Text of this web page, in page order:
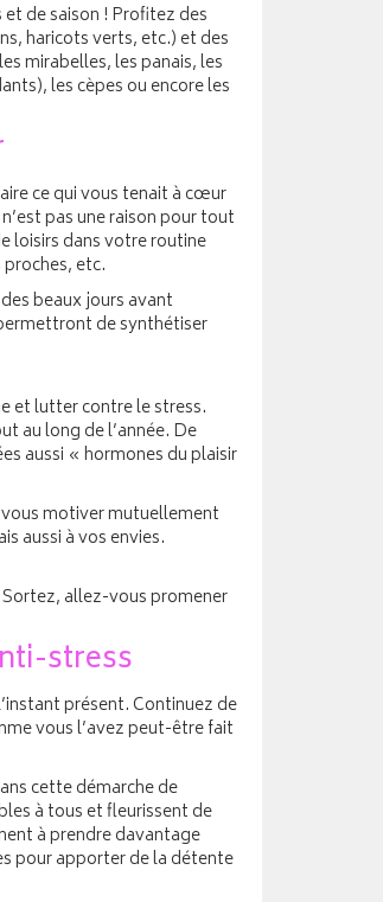
de saison ! Profitez des
haricots verts, etc.) et des
mirabelles, les panais, les
les cèpes ou encore les
ce qui vous tenait à cœur
pas une raison pour tout
loisirs dans votre routine
etc.
beaux jours avant
de synthétiser
et lutter contre le stress.
au long de l’année. De
aussi « hormones du plaisir
motiver mutuellement
aussi à vos envies.
allez-vous promener
stress
présent. Continuez de
vous l’avez peut-être fait
cette démarche de
à tous et fleurissent de
à prendre davantage
pour apporter de la détente